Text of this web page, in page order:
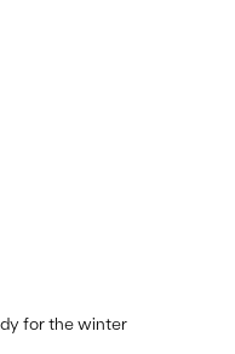
for the winter